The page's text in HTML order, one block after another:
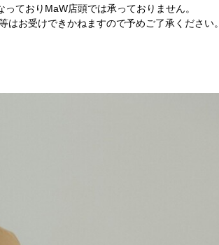
っておりMaW店頭では承っておりません。
お受けできかねますので予めご了承ください。